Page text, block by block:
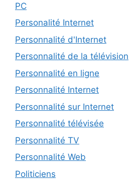
PC
Personalité Internet
Personnalité d'Internet
Personnalité de la télévision
Personnalité en ligne
Personnalité Internet
Personnalité sur Internet
Personnalité télévisée
Personnalité TV
Personnalité Web
Politiciens